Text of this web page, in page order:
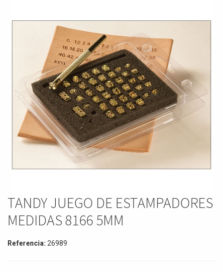
TANDY JUEGO DE ESTAMPADORES
MEDIDAS 8166 5MM
Referencia:26989